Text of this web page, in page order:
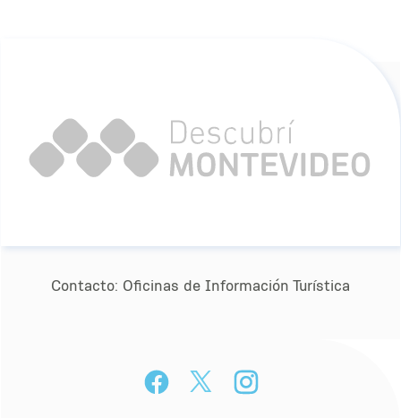
Contacto: Oﬁcinas de Información Turística